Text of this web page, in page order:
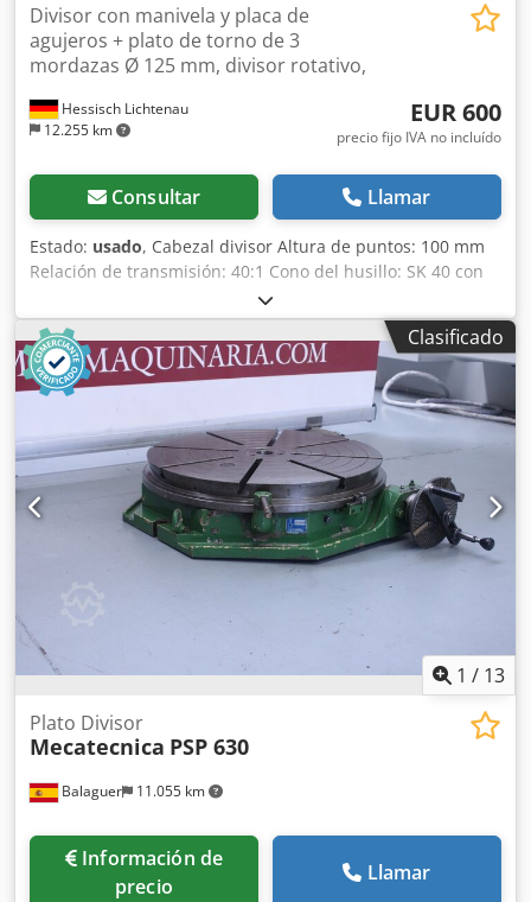
Hessisch Lichtenau
12.255 km
Divisor con manivela y placa de
agujeros + plato de torno de 3
mordazas Ø 125 mm, divisor rotativo,
EUR 600
precio fijo IVA no incluído
Consultar Llamar
Estado: usado, Cabezal divisor Altura de puntos: 100 mm
Relación de transmisión: 40:1 Cono del husillo: SK 40 con
rosca de tracción M16 Superficie de sujeción: 240 x 200
mm Patrón de agujeros en la superficie de sujeción: 210 x
125 mm, Ø 14 mm - Plato de garras de 3 mordazas Ø 125
mm con garras escalonadas - Manivela con disco divisorio
y brazos sectoriales - Manivela con disco divisorio
rebatible para división directa - 1 disco divisorio con
círculos de 15, 18, 21, 29, 37, 43, 51 agujeros Dcedpfjy E T
Dgjx Aqqek - 1 disco divisorio con círculos de 16, 19, 23, 31,
39, 47, 53 agujeros - 1 disco divisorio con círculos de 17,
20, 27, 33, 41, 49, 57 agujeros - Indexación 24 posiciones =
15° grados, escala en el husillo de trabajo - Cabezal divisor
completo, giratorio y basculante sobre placa base
Dimensiones (L x A x H): 410 x 370 x 300 mm Peso neto: 48
Clasificado
1 / 13
Balaguer 11.055 km
Plato Divisor
Mecatecnica PSP 630
Información de
precio
Llamar